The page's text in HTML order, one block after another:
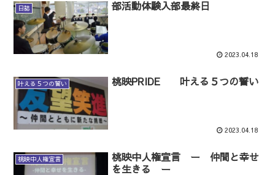
日誌 部活動体験入部最終日
2023.04.18
叶える５つの誓い 桃映PRIDE 叶える５つの誓い
2023.04.18
桃映中人権宣言
桃映中人権宣言 ー 仲間と幸せ
を生きる ー